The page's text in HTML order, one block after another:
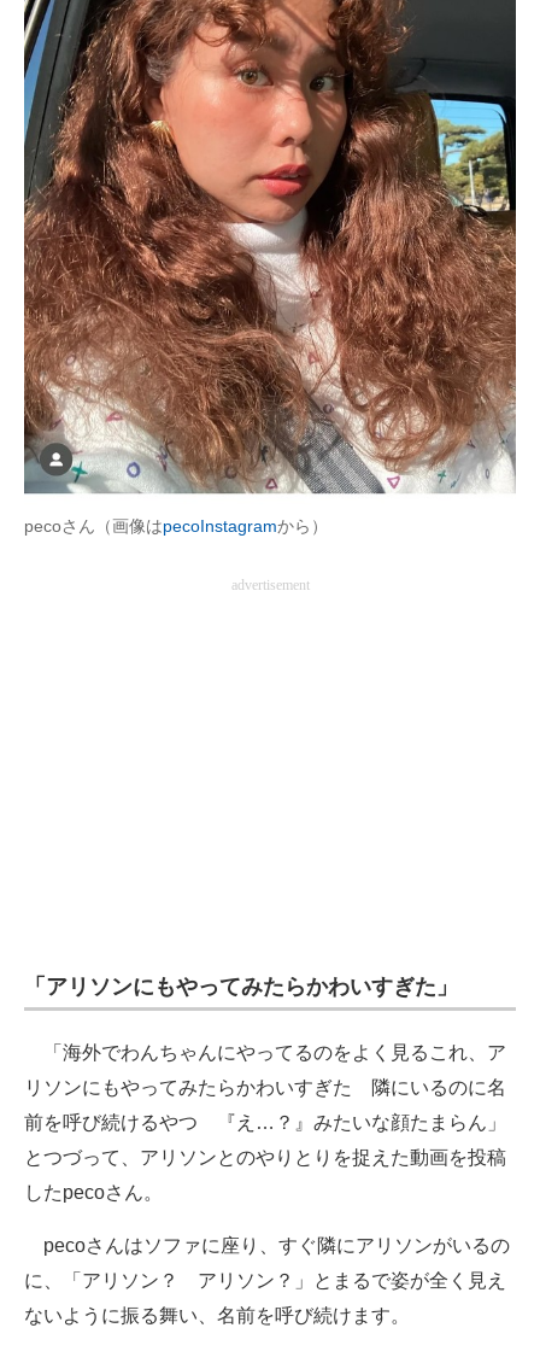
企業ITのトレンドを詳説
経営リーダーのコミュニティ
マーケ×ITの今がよく分かる
ITエンジニア向け専門サイト
企業向けIT製品の総合サイト
IT製品の技術・比較・事例
製造業のIT導入・活用を支援
モノづくり技術者専門サイト
エレクトロニクス専門サイト
電子設計の基本と応用
pecoさん（画像はpecoInstagramから）
advertisement
「アリソンにもやってみたらかわいすぎた」
「海外でわんちゃんにやってるのをよく見るこれ、ア
リソンにもやってみたらかわいすぎた 隣にいるのに名
前を呼び続けるやつ 『え…？』みたいな顔たまらん」
とつづって、アリソンとのやりとりを捉えた動画を投稿
したpecoさん。
pecoさんはソファに座り、すぐ隣にアリソンがいるの
に、「アリソン？ アリソン？」とまるで姿が全く見え
ないように振る舞い、名前を呼び続けます。